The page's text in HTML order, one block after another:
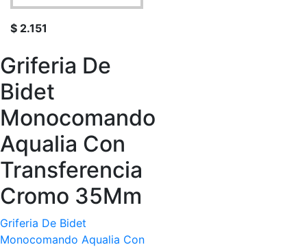
$ 2.151
Griferia De
Bidet
Monocomando
Aqualia Con
Transferencia
Cromo 35Mm
Griferia De Bidet
Monocomando Aqualia Con